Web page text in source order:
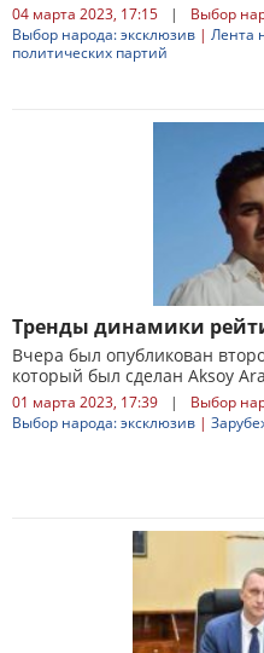
04 марта 2023, 17:15 |
Выбор
Выбор народа: эксклюзив | Лента
политических партий
Тренды динамики
Вчера был опубликован
который был сделан Aksoy
01 марта 2023, 17:39 |
Выбор
Выбор народа: эксклюзив |